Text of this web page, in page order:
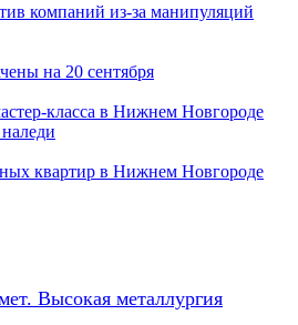
компаний из-за манипуляций
на 20 сентября
класса в Нижнем Новгороде
квартир в Нижнем Новгороде
Высокая металлургия